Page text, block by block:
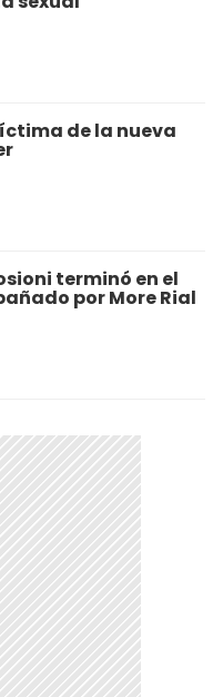
de la nueva
terminó en el
por More Rial